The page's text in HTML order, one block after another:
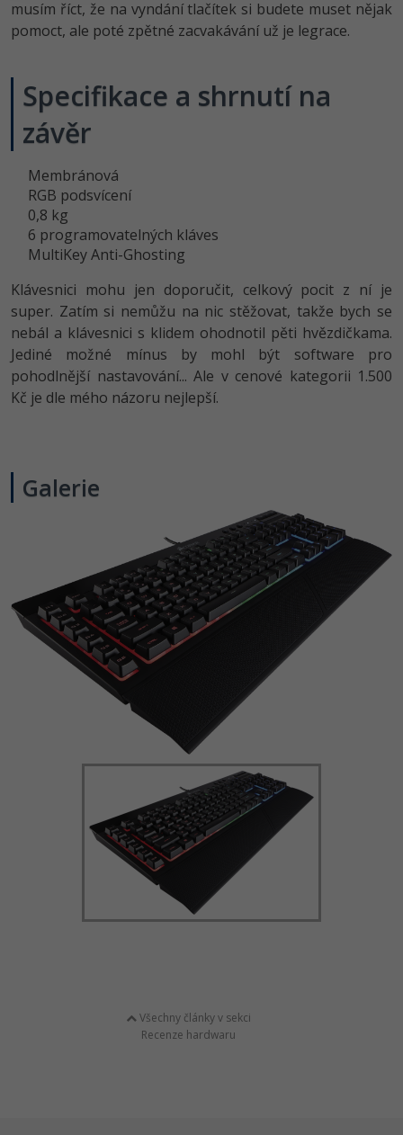
musím říct, že na vyndání tlačítek si budete muset nějak
pomoct, ale poté zpětné zacvakávání už je legrace.
Specifikace a shrnutí na
závěr
Membránová
RGB podsvícení
0,8 kg
6 programovatelných kláves
MultiKey Anti-Ghosting
Klávesnici mohu jen doporučit, celkový pocit z ní je
super. Zatím si nemůžu na nic stěžovat, takže bych se
nebál a klávesnici s klidem ohodnotil pěti hvězdičkama.
Jediné možné mínus by mohl být software pro
pohodlnější nastavování... Ale v cenové kategorii 1.500
Kč je dle mého názoru nejlepší.
Galerie
Všechny články v sekci
Recenze hardwaru